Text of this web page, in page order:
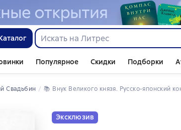
Популярное Скидки Подборки
Свадьбин 📚 Внук Великого князя. Русско-японский
Эксклюзив